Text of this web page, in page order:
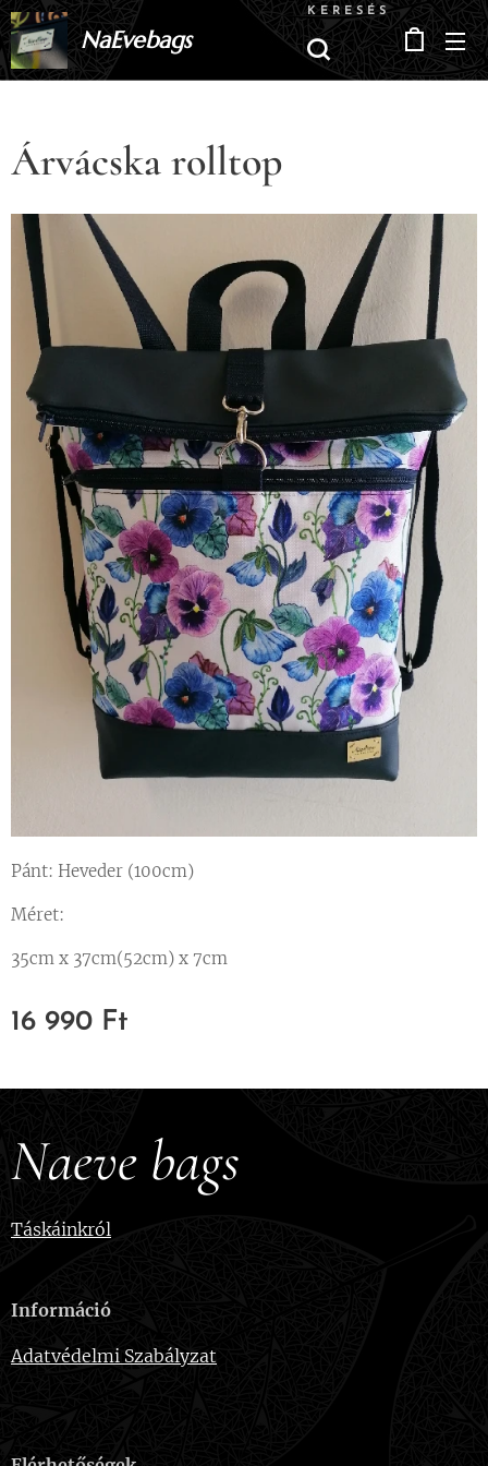
NaEvebags
KERESÉS
Árvácska rolltop
Pánt: Heveder (100cm)
Méret:
35cm x 37cm(52cm) x 7cm
16 990 Ft
Naeve bags
Táskáinkról
Információ
Adatvédelmi Szabályzat